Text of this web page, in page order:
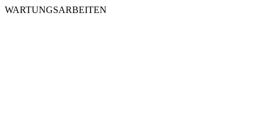
WARTUNGSARBEITEN